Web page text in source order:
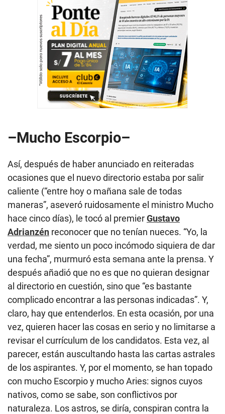
–Mucho Escorpio–
Así, después de haber anunciado en reiteradas
ocasiones que el nuevo directorio estaba por salir
caliente (“entre hoy o mañana sale de todas
maneras”, aseveró ruidosamente el ministro Mucho
hace cinco días), le tocó al premierGustavo
Adrianzén reconocer que no tenían nueces. “Yo, la
verdad, me siento un poco incómodo siquiera de dar
una fecha”, murmuró esta semana ante la prensa. Y
después añadió que no es que no quieran designar
al directorio en cuestión, sino que “es bastante
complicado encontrar a las personas indicadas”. Y,
claro, hay que entenderlos. En esta ocasión, por una
vez, quieren hacer las cosas en serio y no limitarse a
revisar el currículum de los candidatos. Esta vez, al
parecer, están auscultando hasta las cartas astrales
de los aspirantes. Y, por el momento, se han topado
con mucho Escorpio y mucho Aries: signos cuyos
nativos, como se sabe, son conflictivos por
naturaleza. Los astros, se diría, conspiran contra la